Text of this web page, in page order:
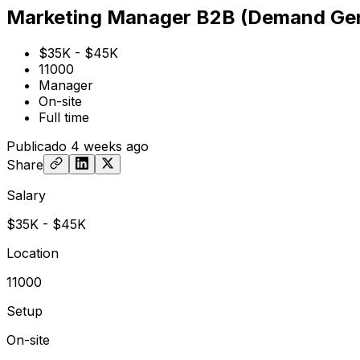
Marketing Manager B2B (Demand
$35K - $45K
11000
Manager
On-site
Full time
Publicado 4 weeks ago
Share
Salary
$35K - $45K
Location
11000
Setup
On-site